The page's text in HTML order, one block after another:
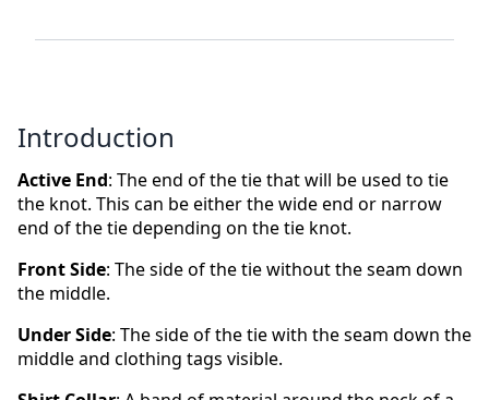
Introduction
Active End: The end of the tie that will be used to tie
the knot. This can be either the wide end or narrow
end of the tie depending on the tie knot.
Front Side: The side of the tie without the seam down
the middle.
Under Side: The side of the tie with the seam down the
middle and clothing tags visible.